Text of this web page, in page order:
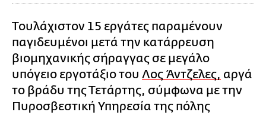
Τουλάχιστον 15 εργάτες παραμένουν
παγιδευμένοι μετά την κατάρρευση
βιομηχανικής σήραγγας σε μεγάλο
υπόγειο εργοτάξιο του Λος Άντζελες, αργά
το βράδυ της Τετάρτης, σύμφωνα με την
Πυροσβεστική Υπηρεσία της πόλης